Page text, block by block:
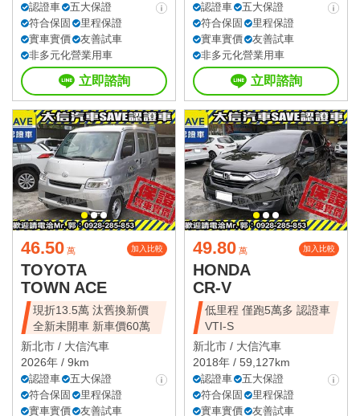
認證車
五大保證
符合保固
里程保證
實車實價
友善試車
非多元化營業用車
立即諮詢
認證車
五大保證
符合保固
里程保證
實車實價
友善試車
非多元化營業用車
立即諮詢
46.50 萬 加入比較
TOYOTA
TOWN ACE
現折13.5萬 汰舊換新價
全新未開車 新車價60萬
新北市 / 大信汽車
2026年 / 9km
認證車
五大保證
符合保固
里程保證
實車實價
友善試車
49.80 萬 加入比較
HONDA
CR-V
低里程 僅跑5萬多 認證車
VTI-S
新北市 / 大信汽車
2018年 / 59,127km
認證車
五大保證
符合保固
里程保證
實車實價
友善試車